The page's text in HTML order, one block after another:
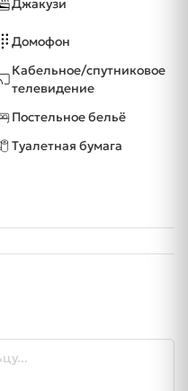
Джакузи
Домофон
Кабельное/спутниковое
телевидение
Постельное бельё
Туалетная бумага